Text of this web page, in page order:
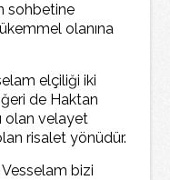
sohbetine
olanına
elçiliği iki
de Haktan
olan velayet
risalet yönüdür.
bizi